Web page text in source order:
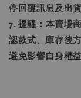
停回覆訊息及出貨
7. 提醒：本賣場
認款式、庫存後
避免影響自身權